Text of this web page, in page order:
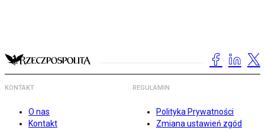
KONTAKT
O nas
Kontakt
REGULAMIN
Polityka Prywatności
Zmiana ustawień zgód